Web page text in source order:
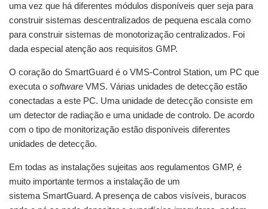
uma vez que há diferentes módulos disponíveis quer seja para
construir sistemas descentralizados de pequena escala como
para construir sistemas de monotorização centralizados. Foi
dada especial atenção aos requisitos GMP.
O coração do SmartGuard é o VMS-Control Station, um PC que
executa o software VMS. Várias unidades de detecção estão
conectadas a este PC. Uma unidade de detecção consiste em
um detector de radiação e uma unidade de controlo. De acordo
com o tipo de monitorização estão disponíveis diferentes
unidades de detecção.
Em todas as instalações sujeitas aos regulamentos GMP, é
muito importante termos a instalação de um
sistema SmartGuard. A presença de cabos visíveis, buracos